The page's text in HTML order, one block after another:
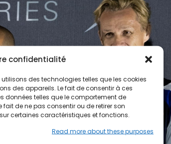
confidentialité
utilisons des technologies telles que les cookies
des appareils. Le fait de consentir à ces
données telles que le comportement de
fait de ne pas consentir ou de retirer son
certaines caractéristiques et fonctions.
Read more about these purposes